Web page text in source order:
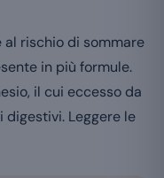
rischio di sommare
in più formule.
il cui eccesso da
Leggere le